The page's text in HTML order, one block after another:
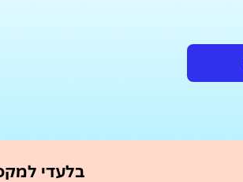
בלעדי